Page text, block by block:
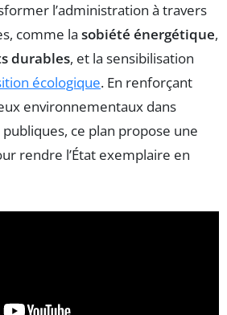
l’administration à travers
comme la sobiété énergétique,
durables, et la sensibilisation
écologique. En renforçant
environnementaux dans
ce plan propose une
rendre l’État exemplaire en